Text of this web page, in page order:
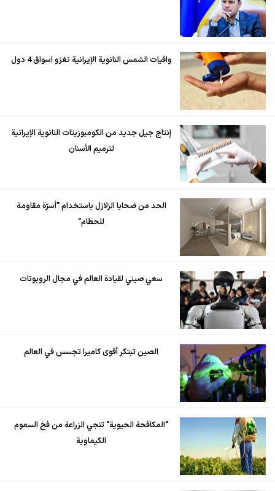
واقيات الشمس النانوية الإيرانية تغزو اسواق 4 دول
إنتاج جيل جديد من الكومبوزيتات النانوية الإيرانية
لترميم الأسنان
الحد من ضحايا الزلازل باستخدام "أسرّة مقاومة
للحطام"
سعي صيني لقيادة العالم في مجال الروبوتات
الصين تبتكر أقوى كاميرا تجسس في العالم
"المكافحة الحيوية" تنجي الزراعة من فخ السموم
الكيماوية